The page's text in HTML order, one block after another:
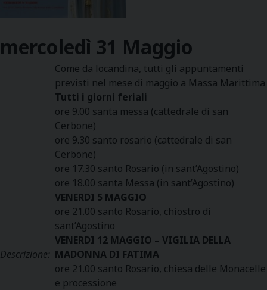
mercoledì 31 Maggio
Descrizione:
Come da locandina, tutti gli appuntamenti
previsti nel mese di maggio a Massa Marittima
Tutti i giorni feriali
ore 9.00 santa messa (cattedrale di san
Cerbone)
ore 9.30 santo rosario (cattedrale di san
Cerbone)
ore 17.30 santo Rosario (in sant’Agostino)
ore 18.00 santa Messa (in sant’Agostino)
VENERDI 5 MAGGIO
ore 21.00 santo Rosario, chiostro di
sant’Agostino
VENERDI 12 MAGGIO – VIGILIA DELLA
MADONNA DI FATIMA
ore 21.00 santo Rosario, chiesa delle Monacelle
e processione